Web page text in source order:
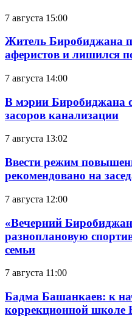
7 августа 15:00
Житель Биробиджана
аферистов и лишился
7 августа 14:00
В мэрии Биробиджана
засоров канализации
7 августа 13:02
Ввести режим
рекомендовано на
7 августа 12:00
«Вечерний
разноплановую
семьи
7 августа 11:00
Бадма Башанкаев: к
коррекционной школе